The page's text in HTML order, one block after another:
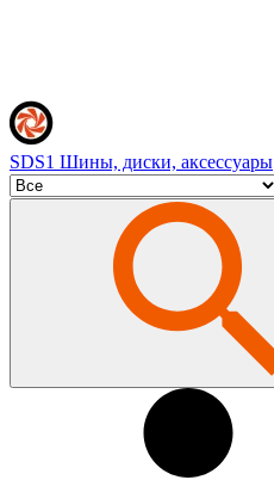
SDS1 Шины, диски, аксессуары